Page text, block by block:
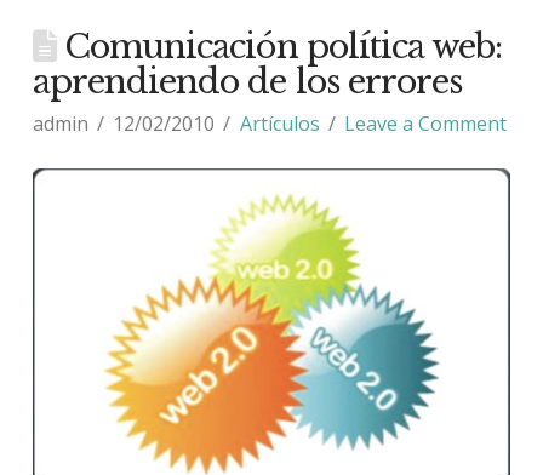
Comunicación política web:
aprendiendo de los errores
admin 12/02/2010 Artículos Leave a Comment